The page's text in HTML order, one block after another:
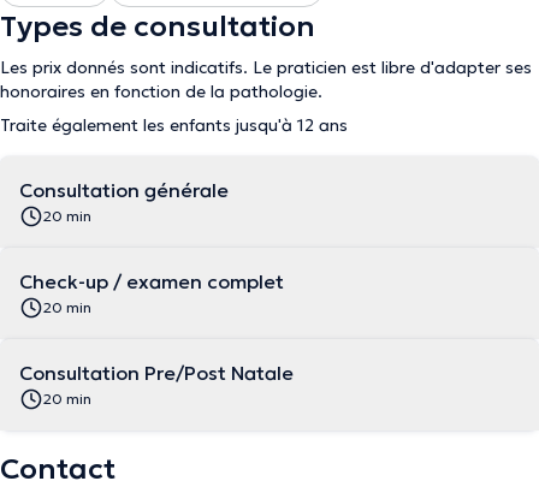
Types de consultation
Les prix donnés sont indicatifs. Le praticien est libre d'adapter ses
honoraires en fonction de la pathologie.
Traite également les enfants jusqu'à 12 ans
Consultation générale
20 min
Check-up / examen complet
20 min
Consultation Pre/Post Natale
20 min
Contact